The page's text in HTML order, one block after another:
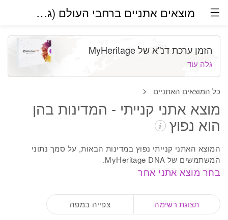
מוצאים אתניים ברחבי העולם (גרסת בטא)
כל המוצאים האתניים
מוצא אתני קנייתי - המדינות בהן
הוא נפוץ
המוצא האתני קנייתי נפוץ במדינות הבאות, על סמך נתוני
המשתמשים של MyHeritage DNA.
בחר מוצא אתני אחר
הזמן ערכת דנ''א של MyHeritage
גלה עוד
תצוגת רשימה צפייה במפה